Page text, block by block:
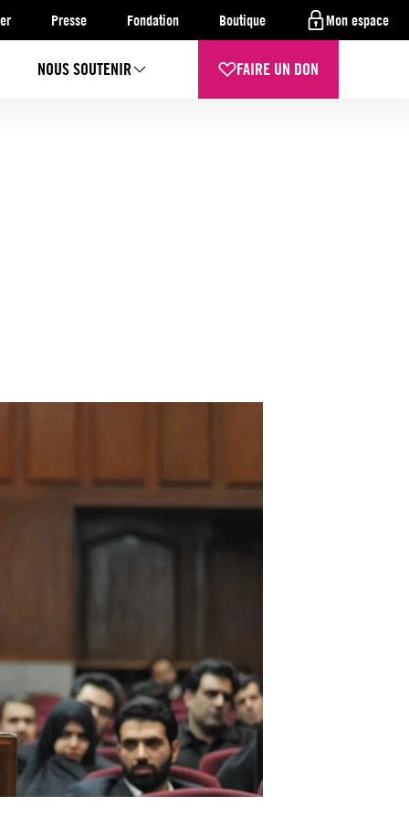
Presse Fondation Boutique Mon espace
NOUS SOUTENIR FAIRE UN DON